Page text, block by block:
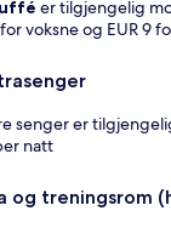
er tilgjengelig
for voksne og EUR 9
senger er
natt
og treningsrom